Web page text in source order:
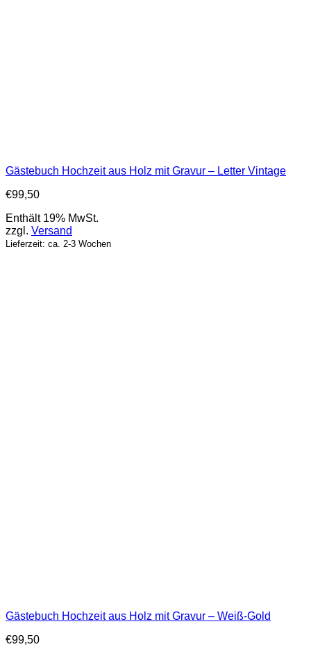
Gästebuch Hochzeit aus Holz mit Gravur – Letter Vintage
€99,50
Enthält 19% MwSt.
zzgl. Versand
Lieferzeit: ca. 2-3 Wochen
Gästebuch Hochzeit aus Holz mit Gravur – Weiß-Gold
€99,50